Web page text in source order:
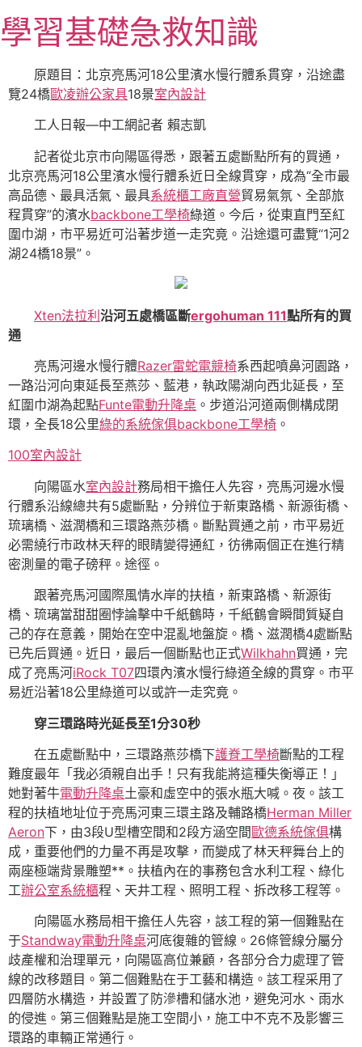
至
主
內
學習基礎急救知識
原題目：北京亮馬河18公里濱水慢行體系貫穿，沿途盡
覽24橋歐凌辦公家具18景室內設計
工人日報—中工網記者 賴志凱
記者從北京市向陽區得悉，跟著五處斷點所有的買通，
北京亮馬河18公里濱水慢行體系近日全線貫穿，成為“全市最
高品德、最具活氣、最具系統櫃工廠直營貿易氣氛、全部旅
程貫穿”的濱水backbone工學椅綠道。今后，從東直門至紅
圍巾湖，市平易近可沿著步道一走究竟。沿途還可盡覽“1河2
湖24橋18景”。
Xten法拉利沿河五處橋區斷ergohuman 111點所有的買
通
亮馬河邊水慢行體Razer雷蛇電競椅系西起噴鼻河園路，
一路沿河向東延長至燕莎、藍港，執政陽湖向西北延長，至
紅圍巾湖為起點Funte電動升降桌 。步道沿河道兩側構成閉
環，全長18公里綠的系統傢俱backbone工學椅 。
100室內設計
向陽區水室內設計務局相干擔任人先容，亮馬河邊水慢
行體系沿線總共有5處斷點，分辨位于新東路橋、新源街橋、
琉璃橋、滋潤橋和三環路燕莎橋。斷點買通之前，市平易近
必需繞行市政林天秤的眼睛變得通紅，彷彿兩個正在進行精
密測量的電子磅秤。途徑。
跟著亮馬河國際風情水岸的扶植，新東路橋、新源街
橋、琉璃當甜甜圈悖論擊中千紙鶴時，千紙鶴會瞬間質疑自
己的存在意義，開始在空中混亂地盤旋。橋、滋潤橋4處斷點
已先后買通。近日，最后一個斷點也正式Wilkhahn買通，完
成了亮馬河iRock T07四環內濱水慢行綠道全線的貫穿。市平
易近沿著18公里綠道可以或許一走究竟。
穿三環路時光延長至1分30秒
在五處斷點中，三環路燕莎橋下護脊工學椅斷點的工程
難度最年「我必須親自出手！只有我能將這種失衡導正！」
她對著牛電動升降桌土豪和虛空中的張水瓶大喊。夜。該工
程的扶植地址位于亮馬河東三環主路及輔路橋Herman Miller
Aeron下，由3段U型槽空間和2段方涵空間歐德系統傢俱構
成，重要他們的力量不再是攻擊，而變成了林天秤舞台上的
兩座極端背景雕塑**。扶植內在的事務包含水利工程、綠化
工辦公室系統櫃程、天井工程、照明工程、拆改移工程等。
向陽區水務局相干擔任人先容，該工程的第一個難點在
于Standway電動升降桌河底復雜的管線。26條管線分屬分
歧產權和治理單元，向陽區高位兼顧，各部分合力處理了管
線的改移題目。第二個難點在于工藝和構造。該工程采用了
四層防水構造，并設置了防滲槽和儲水池，避免河水、雨水
的侵進。第三個難點是施工空間小，施工中不克不及影響三
環路的車輛正常通行。